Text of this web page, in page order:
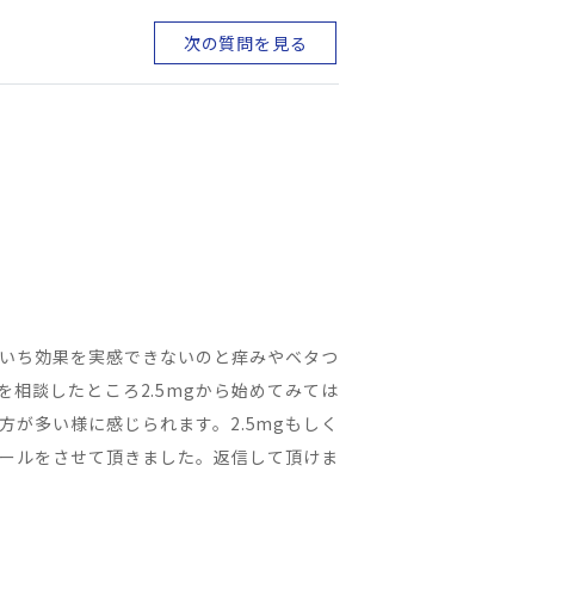
次の質問を見る
ち効果を実感できないのと痒みやベタつ
相談したところ2.5mgから始めてみては
が多い様に感じられます。2.5mgもしく
ルをさせて頂きました。返信して頂けま